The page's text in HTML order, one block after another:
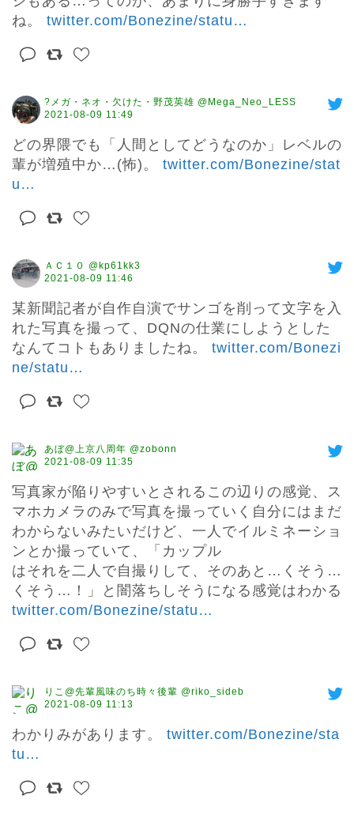
ね。 twitter.com/Bonezine/statu …
?メガ・ネオ・欠けた・野茂英雄 @Mega_Neo_LESS
2021-08-09 11:49
どの界隈でも「人間としてどうなのか」レベルの
輩が増殖中か…(怖)。 twitter.com/Bonezine/stat
u …
ＡＣ１０ @kp61kk3
2021-08-09 11:46
某新聞記者が自作自演でサンゴを削って文字を入
れた写真を撮って、DQNの仕業にしようとした
なんてコトもありましたね。 twitter.com/Bonezi
ne/statu …
あぼ@上京八周年 @zobonn
2021-08-09 11:35
写真家が陥りやすいとされるこの辺りの感覚、ス
マホカメラのみで写真を撮っていく自分にはまだ
わからないみたいだけど、一人でイルミネーショ
ンとか撮っていて、「カップル
はそれを二人で自撮りして、そのあと…くそう…
twitter.com/Bonezine/statu …
りこ@先輩風味のち時々後輩 @riko_sideb
2021-08-09 11:13
わかりみがあります。 twitter.com/Bonezine/sta
tu …